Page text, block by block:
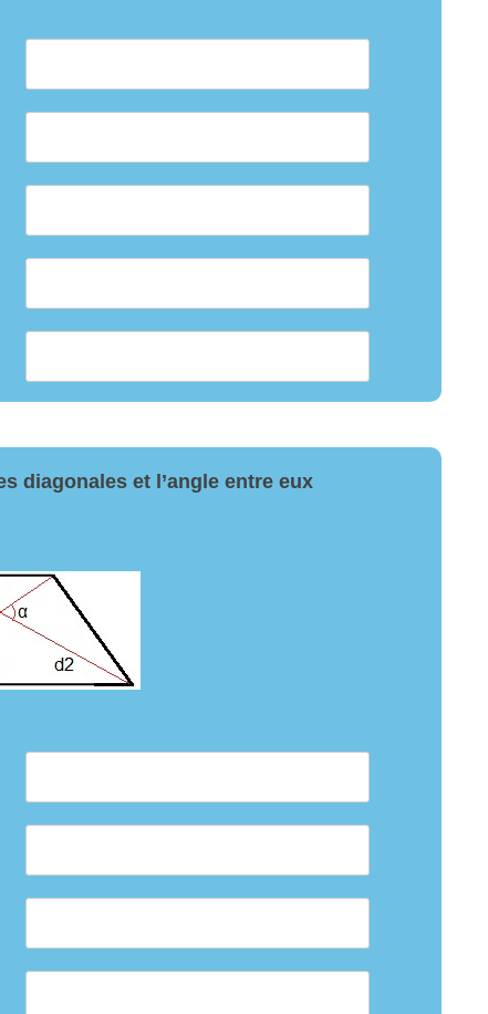
diagonales et l’angle entre eux